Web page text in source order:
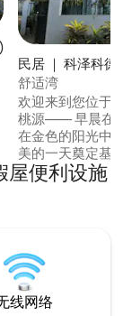
分（满分 5 分），
民居 ｜ 科泽科德
舒适湾
欢迎来到您位于科
桃源—— 早晨在开
在金色的阳光中，
美的一天奠定基调
静静地喝杯茶，还
亲朋好友欢聚，露
屋便利设施
线网络